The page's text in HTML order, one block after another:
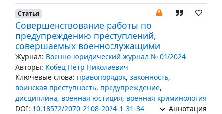
Статья
Совершенствование работы по
предупреждению преступлений,
совершаемых военнослужащими
Журнал: Военно-юридический журнал № 01/2024
Авторы: Кобец Петр Николаевич
Ключевые слова: правопорядок, законность,
воинская преступность, предупреждение,
дисциплина, военная юстиция, военная криминология
DOI: 10.18572/2070-2108-2024-1-31-34 Аннотация